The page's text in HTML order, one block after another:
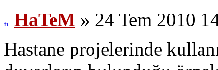
HaTeM » 24 Tem 2010
Hastane projelerinde